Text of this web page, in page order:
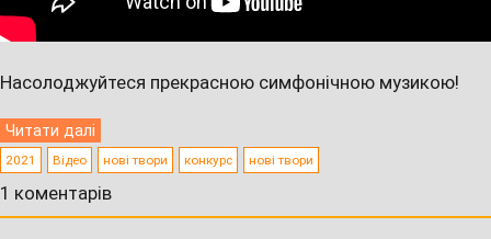
Насолоджуйтеся прекрасною симфонічною музикою!
Читати далі
2021 Відео нові твори конкурс нові твори
1 коментарів